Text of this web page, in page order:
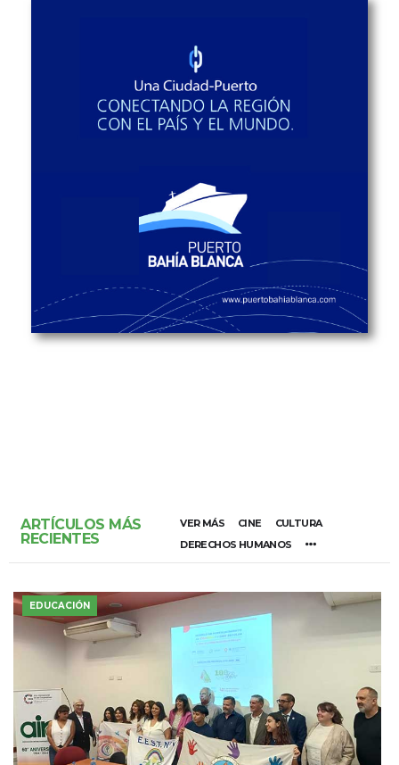
ARTÍCULOS MÁS
RECIENTES
VER MÁS CINE
CULTURA
DERECHOS HUMANOS
EDUCACIÓN